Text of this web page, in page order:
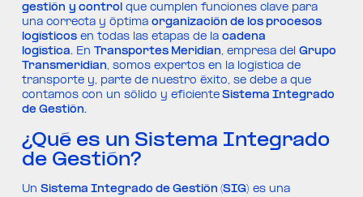
gestión y controlque cumplen funciones clave para
una correcta y óptima organización de los procesos
logísticosen todas las etapas de la cadena
logística.En Transportes Meridian, empresa del Grupo
Transmeridian, somos expertos en la logística de
transporte y, parte de nuestro éxito, se debe a que
contamos con un sólido y eficienteSistema Integrado
de Gestión.
¿Qué es un Sistema Integrado
de Gestión?
Un Sistema Integrado de Gestión (SIG) es una